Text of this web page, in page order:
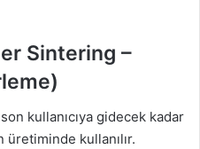
Sintering –
kullanıcıya gidecek kadar
üretiminde kullanılır.